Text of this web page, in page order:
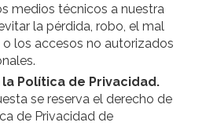
medios técnicos a nuestra
la pérdida, robo, el mal
o los accesos no autorizados
Política de Privacidad.
se reserva el derecho de
de Privacidad de